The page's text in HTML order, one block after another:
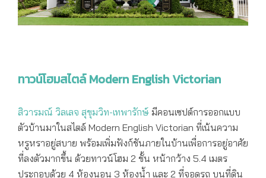
ทาวน์โฮมสไตล์ Modern English Victorian
สิวารมณ์ วิลเลจ สุขุมวิท-เทพารักษ์ มีคอนเซปต์การออกแบบ
ตัวบ้านมาในสไตล์ Modern English Victorian ที่เน้นความ
หรูหราอยู่สบาย พร้อมเพิ่มฟังก์ชันภายในบ้านเพื่อการอยู่อาศัย
ที่ลงตัวมากขึ้น ด้วยทาวน์โฮม 2 ชั้น หน้ากว้าง 5.4 เมตร
ประกอบด้วย 4 ห้องนอน 3 ห้องน้ำ และ 2 ที่จอดรถ บนที่ดิน